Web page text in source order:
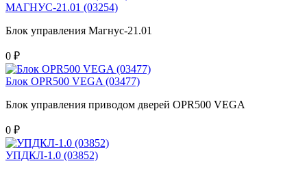
МАГНУС-21.01 (03254)
Блок управления Магнус-21.01
0 ₽
Блок OPR500 VEGA (03477)
Блок управления приводом дверей OPR500 VEGA
0 ₽
УПДКЛ-1.0 (03852)